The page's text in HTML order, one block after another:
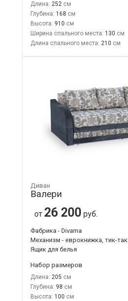
Длина: 252
Глубина: 168
Высота: 910
Ширина спального места: 130
Длина спального места: 210
Диван
Валери
от 26 200 руб.
Фабрика - Divama
Механизм - еврокнижка, тик-так
Ящик для белья
Набор размеров
Длина: 205
Глубина: 98
Высота: 100